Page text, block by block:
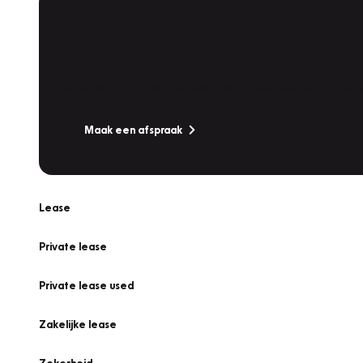
Maak een afspraak
Lease
Private lease
Private lease used
Zakelijke lease